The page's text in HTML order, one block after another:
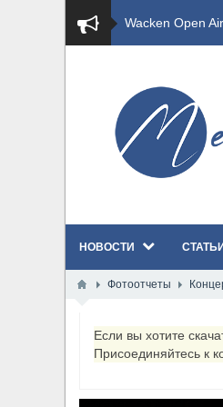
​Wacken Open
​Wacken Open
GHOST
​Wacken Open
Всероссийский
НОВОСТИ СТАТЬИ
Фотоотчеты
Если вы хотите
Присоединяйтесь к